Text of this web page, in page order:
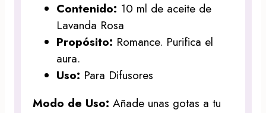
Contenido: 10 ml de aceite de
Lavanda Rosa
Propósito: Romance. Purifica el
aura.
Uso: Para Difusores
Modo de Uso: Añade unas gotas a tu